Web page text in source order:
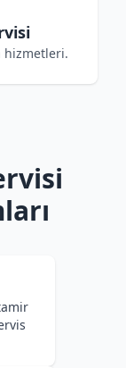
hizmetleri.